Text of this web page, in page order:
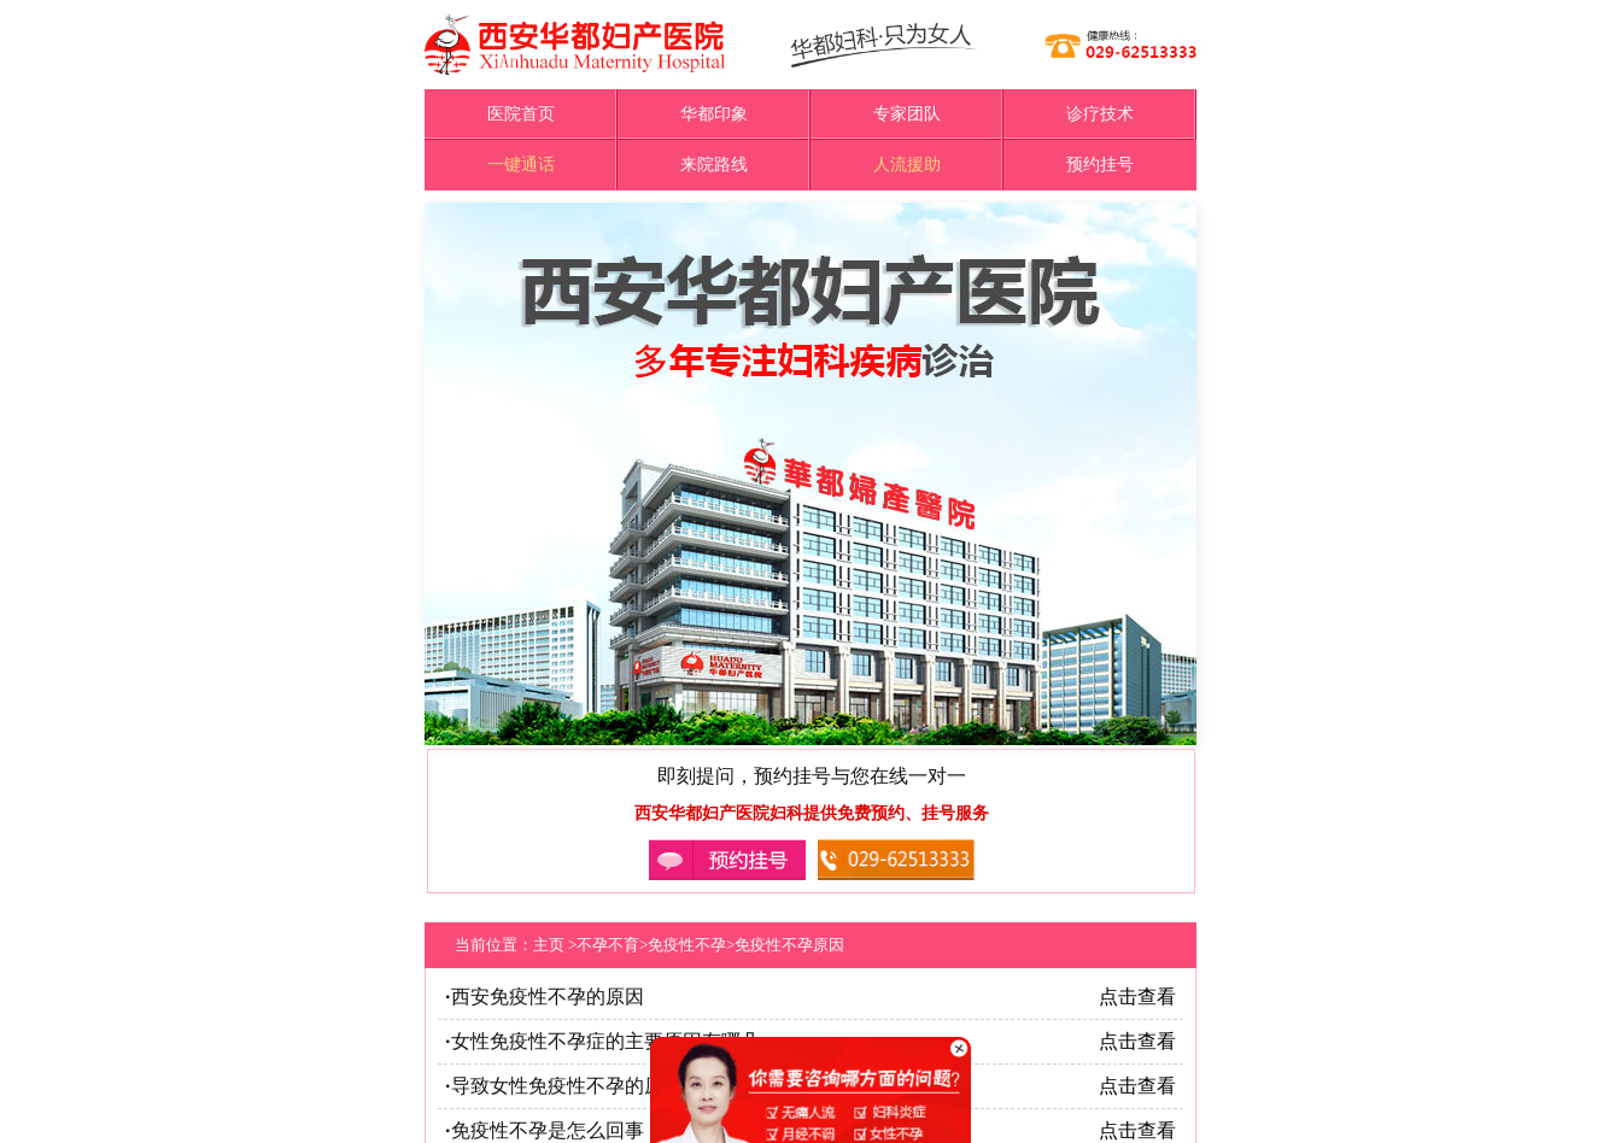
医院首页 华都印象 专家团队 诊疗技术
一键通话 来院路线 人流援助 预约挂号
即刻提问，预约挂号与您在线一对一
西安华都妇产医院妇科提供免费预约、挂号服务
当前位置： 主页 >不孕不育>免疫性不孕>免疫性不孕原因
·西安免疫性不孕的原因 点击查看
·女性免疫性不孕症的主要原因有哪几… 点击查看
·导致女性免疫性不孕的原因 点击查看
·免疫性不孕是怎么回事 点击查看